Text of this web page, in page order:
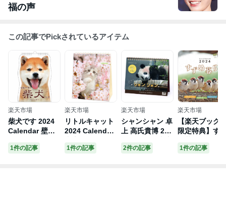
福の声
この記事でPickされているアイテム
楽天市場
柴犬です 2024
Calendar 壁掛
24年 ダイカット
1件の記事
楽天市場
リトルキャット
2024 Calendar
2024年 スケジ
1件の記事
楽天市場
シャンシャン 卓
上 高氏貴博 202
カレンダー2024
2件の記事
楽天市場
【楽天ブック
限定特典】す
壁紙に使える
1件の記事